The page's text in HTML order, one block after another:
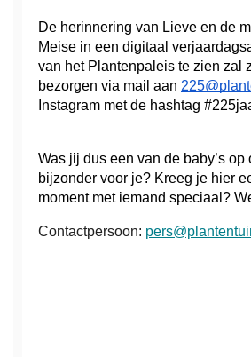
De herinnering van Lieve en de
Meise in een digitaal
van het Plantenpaleis te zien zal
bezorgen via mail aan
Instagram met de hashtag
Was jij dus een van de baby’s
bijzonder voor je? Kreeg je hier
moment met iemand speciaal?
Contactpersoon: